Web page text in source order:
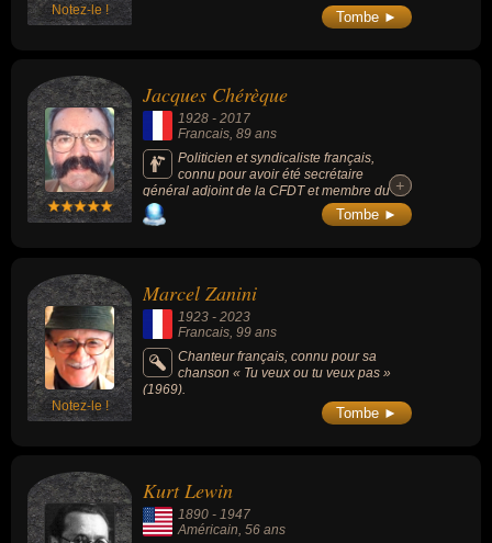
Notez-le ! Tombe ►
Jacques Chérèque
1928 - 2017
Francais, 89 ans
Politicien et syndicaliste français,
connu pour avoir été secrétaire
général adjoint de la CFDT et membre du
gouvernement de Michel Rocard en tant que
ministre délégué sous la présidence de
+
+
Tombe ►
Notez-le !
Marcel Zanini
1923 - 2023
Francais, 99 ans
Chanteur français, connu pour sa
chanson « Tu veux ou tu veux pas »
(1969).
Tombe ►
Kurt Lewin
1890 - 1947
Américain, 56 ans